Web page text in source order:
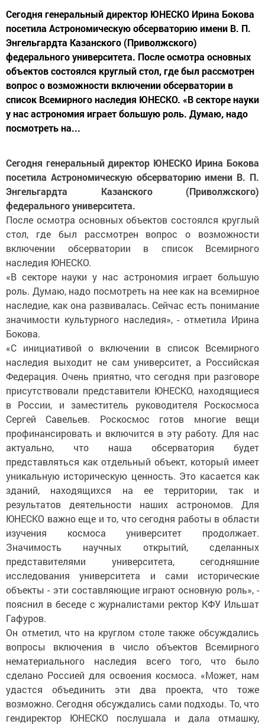
Сегодня генеральный директор ЮНЕСКО Ирина Бокова
посетила Астрономическую обсерваторию имени В. П.
Энгельгардта Казанского (Приволжского)
федерального университета. После осмотра основных
объектов состоялся круглый стол, где был рассмотрен
вопрос о возможности включении обсерватории в
список Всемирного наследия ЮНЕСКО. «В секторе науки
у нас астрономия играет большую роль. Думаю, надо
посмотреть на...
Сегодня генеральный директор ЮНЕСКО Ирина Бокова
посетила Астрономическую обсерваторию имени В. П.
Энгельгардта Казанского (Приволжского)
федерального университета.
После осмотра основных объектов состоялся круглый
стол, где был рассмотрен вопрос о возможности
включении обсерватории в список Всемирного
наследия ЮНЕСКО.
«В секторе науки у нас астрономия играет большую
роль. Думаю, надо посмотреть на нее как на всемирное
наследие, как она развивалась. Сейчас есть понимание
значимости культурного наследия», - отметила Ирина
Бокова.
«С инициативой о включении в список Всемирного
наследия выходит не сам университет, а Российская
Федерация. Очень приятно, что сегодня при разговоре
присутствовали представители ЮНЕСКО, находящиеся
в России, и заместитель руководителя Роскосмоса
Сергей Савельев. Роскосмос готов многие вещи
профинансировать и включится в эту работу. Для нас
актуально, что наша обсерватория будет
представляться как отдельный объект, который имеет
уникальную историческую ценность. Это касается как
зданий, находящихся на ее территории, так и
результатов деятельности наших астрономов. Для
ЮНЕСКО важно еще и то, что сегодня работы в области
изучения космоса университет продолжает.
Значимость научных открытий, сделанных
представителями университета, сегодняшние
исследования университета и сами исторические
объекты - эти составляющие играют основную роль», -
пояснил в беседе с журналистами ректор КФУ Ильшат
Гафуров.
Он отметил, что на круглом столе также обсуждались
вопросы включения в число объектов Всемирного
нематериального наследия всего того, что было
сделано Россией для освоения космоса. «Может, нам
удастся объединить эти два проекта, что тоже
возможно. Сегодня обсуждались сами подходы. То, что
гендиректор ЮНЕСКО послушала и дала отмашку,